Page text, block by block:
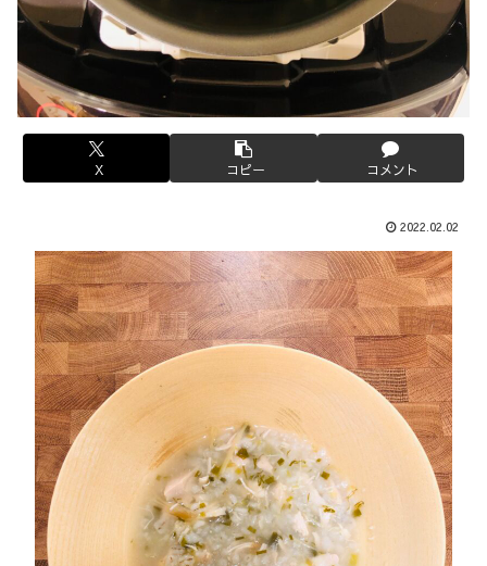
X コピー コメント
2022.02.02